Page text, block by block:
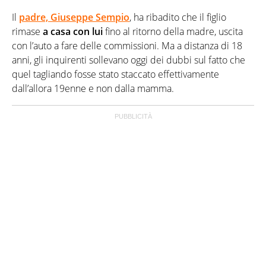
Il padre, Giuseppe Sempio, ha ribadito che il figlio
rimase a casa con luifino al ritorno della madre, uscita
con l’auto a fare delle commissioni. Ma a distanza di 18
anni, gli inquirenti sollevano oggi dei dubbi sul fatto che
quel tagliando fosse stato staccato effettivamente
dall’allora 19enne e non dalla mamma.